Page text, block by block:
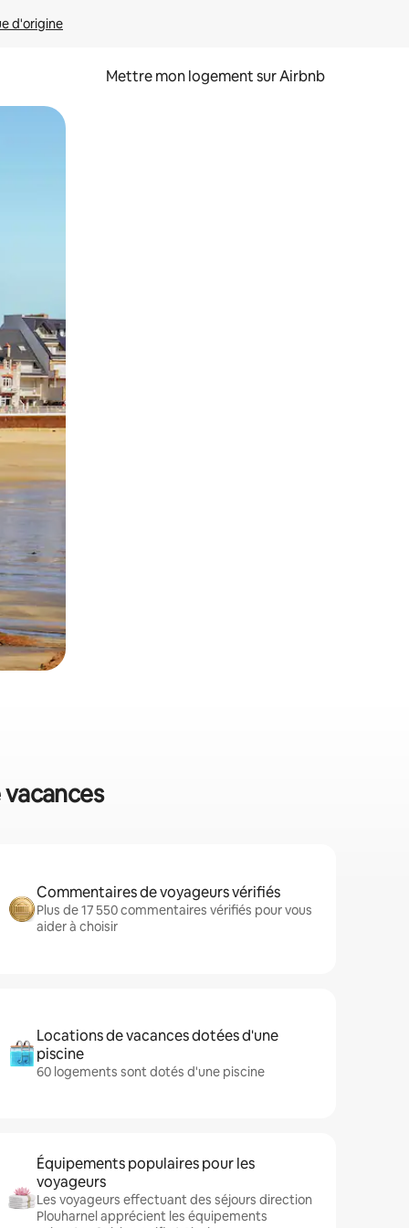
d'origine
Mettre mon logement sur Airbnb
glisser.
Commentaires de voyageurs vérifiés
Plus de 17 550 commentaires vérifiés pour vous
aider à choisir
Locations de vacances dotées d'une
piscine
60 logements sont dotés d'une piscine
Équipements populaires pour les
voyageurs
Les voyageurs effectuant des séjours direction
Plouharnel apprécient les équipements